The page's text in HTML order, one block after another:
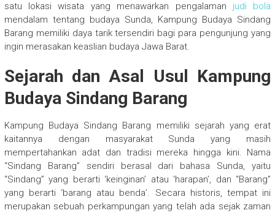
satu lokasi wisata yang menawarkan pengalaman judi bola
mendalam tentang budaya Sunda, Kampung Budaya Sindang
Barang memiliki daya tarik tersendiri bagi para pengunjung yang
ingin merasakan keaslian budaya Jawa Barat.
Sejarah dan Asal Usul Kampung
Budaya Sindang Barang
Kampung Budaya Sindang Barang memiliki sejarah yang erat
kaitannya dengan masyarakat Sunda yang masih
mempertahankan adat dan tradisi mereka hingga kini. Nama
“Sindang Barang” sendiri berasal dari bahasa Sunda, yaitu
“Sindang” yang berarti ‘keinginan’ atau ‘harapan’, dan “Barang”
yang berarti ‘barang atau benda’. Secara historis, tempat ini
merupakan sebuah perkampungan yang telah ada sejak zaman